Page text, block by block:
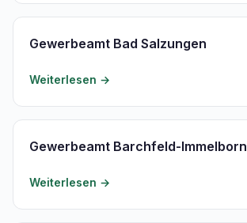
Gewerbeamt Bad Salzungen
Weiterlesen →
Gewerbeamt Barchfeld-Immelborn
Weiterlesen →